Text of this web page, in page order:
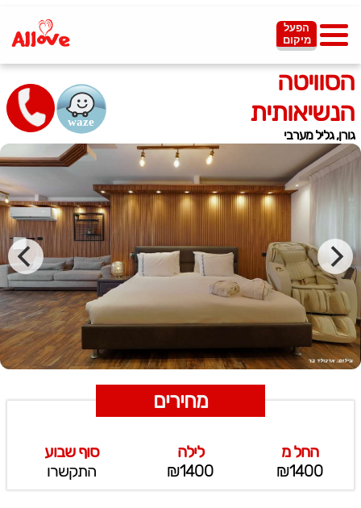
הפעל
מיקום
הסוויטה
הנשיאותית
גורן, גליל מערבי
מחירים
החל מ
₪1400
לילה
₪1400
סוף שבוע
התקשרו